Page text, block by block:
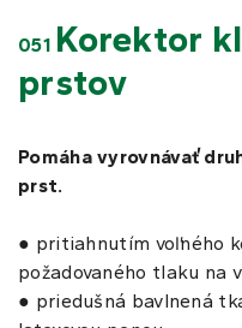
051 Korektor
prstov
Pomáha vyrovnávať
prst.
● pritiahnutím voľného
požadovaného tlaku na
● priedušná bavlnená